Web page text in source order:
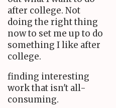
after college. Not
doing the right thing
now to set me up to do
something I like after
college.
finding interesting
work that isn't all-
consuming.